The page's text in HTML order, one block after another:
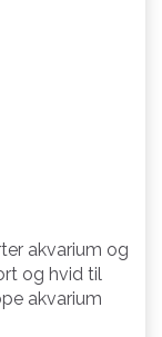
akvarium og
og hvid til
akvarium